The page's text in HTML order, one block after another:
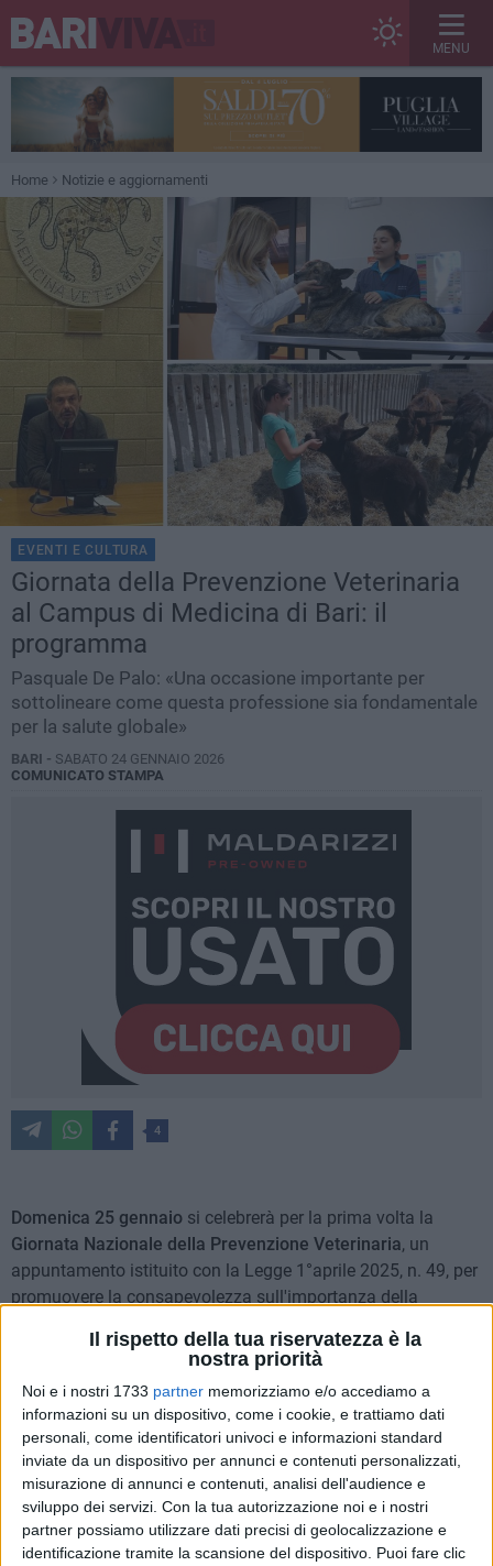
Il rispetto della tua riservatezza è la
nostra priorità
Noi e i nostri 1733 partner memorizziamo e/o accediamo a
informazioni su un dispositivo, come i cookie, e trattiamo dati
personali, come identificatori univoci e informazioni standard
inviate da un dispositivo per annunci e contenuti personalizzati,
misurazione di annunci e contenuti, analisi dell'audience e
sviluppo dei servizi. Con la tua autorizzazione noi e i nostri
partner possiamo utilizzare dati precisi di geolocalizzazione e
identificazione tramite la scansione del dispositivo. Puoi fare clic
MENU
Home Notizie e aggiornamenti
EVENTI E CULTURA
Giornata della Prevenzione Veterinaria
al Campus di Medicina di Bari: il
programma
Pasquale De Palo: «Una occasione importante per
sottolineare come questa professione sia fondamentale
per la salute globale»
BARI - SABATO 24 GENNAIO 2026
COMUNICATO STAMPA
4
Domenica 25 gennaio si celebrerà per la prima volta la
Giornata Nazionale della Prevenzione Veterinaria, un
appuntamento istituito con la Legge 1°aprile 2025, n. 49, per
promuovere la consapevolezza sull'importanza della
Health" che unisce la salute dell'uomo, degli animali e
Bari
partecipa alle iniziative informative e divulgative
sui principi della prevenzione veterinaria che si svolgeranno
sul territorio nazionale, con l'evento che si terràdomenica 25
gennaio, dalle9.00alle 13.00nell'Aula MagnadelCampus
di Medicina Veterinaria (Valenzano, Bari)intitolato"La
forza della diversità per una salute unica. La professione